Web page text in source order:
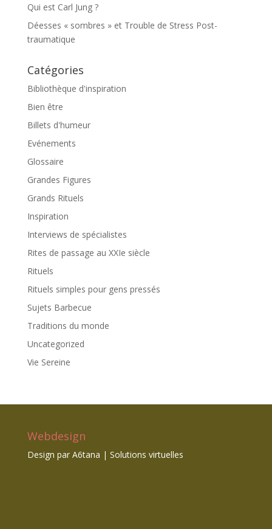
Qui est Carl Jung ?
Déesses « sombres » et Trouble de Stress Post-
traumatique
Catégories
Bibliothèque d'inspiration
Bien être
Billets d'humeur
Evénements
Glossaire
Grandes Figures
Grands Rituels
Inspiration
Interviews de spécialistes
Rites de passage au XXIe siècle
Rituels
Rituels simples pour gens pressés
Sujets Barbecue
Traditions du monde
Uncategorized
Vie Sereine
Webdesign
Design par A6tana | Solutions virtuelles